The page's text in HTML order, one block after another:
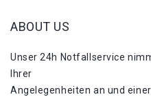
ABOUT US
Unser 24h Notfallservice
Ihrer
Angelegenheiten an und